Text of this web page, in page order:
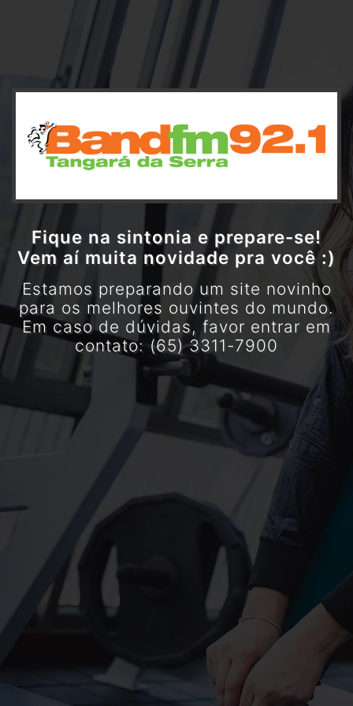
Fique na sintonia e prepare-se!
Vem aí muita novidade pra você :)
Estamos preparando um site novinho
para os melhores ouvintes do mundo.
Em caso de dúvidas, favor entrar em
contato: (65) 3311-7900